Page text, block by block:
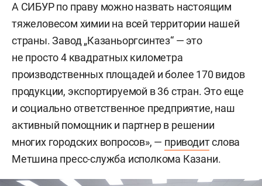
А СИБУР по праву можно назвать настоящим
тяжеловесом химии на всей территории нашей
страны. Завод „Казаньоргсинтез“ — это
не просто 4 квадратных километра
производственных площадей и более 170 видов
продукции, экспортируемой в 36 стран. Это еще
и социально ответственное предприятие, наш
активный помощник и партнер в решении
многих городских вопросов», — приводитслова
Метшина пресс-служба исполкома Казани.